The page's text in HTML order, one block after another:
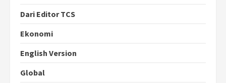
Dari Editor TCS
Ekonomi
English Version
Global